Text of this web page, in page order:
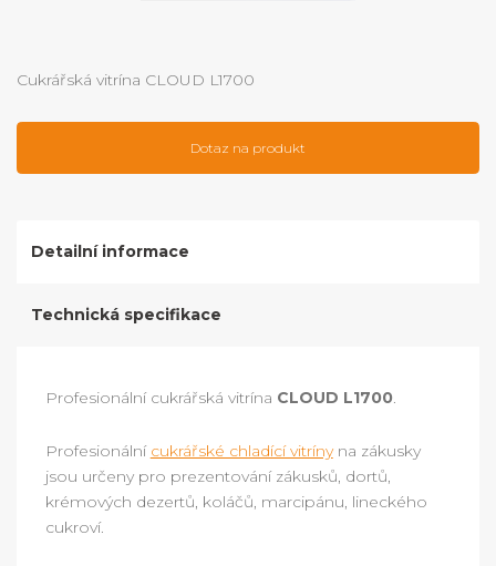
Cukrářská vitrína CLOUD L1700
Dotaz na produkt
Detailní informace
Technická specifikace
Profesionální cukrářská vitrína CLOUD L1700.
Profesionální cukrářské chladící vitrínyna zákusky
jsou určeny pro prezentování zákusků, dortů,
krémových dezertů, koláčů, marcipánu, lineckého
cukroví.